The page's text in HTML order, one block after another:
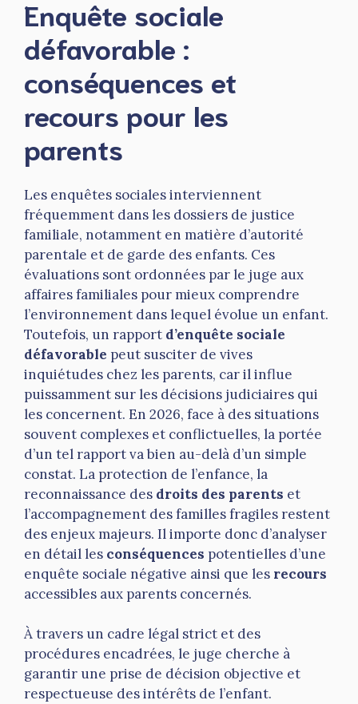
Enquête sociale
défavorable :
conséquences et
recours pour les
parents
Les enquêtes sociales interviennent
fréquemment dans les dossiers de justice
familiale, notamment en matière d’autorité
parentale et de garde des enfants. Ces
évaluations sont ordonnées par le juge aux
affaires familiales pour mieux comprendre
l’environnement dans lequel évolue un enfant.
Toutefois, un rapport d’enquête sociale
défavorable peut susciter de vives
inquiétudes chez les parents, car il influe
puissamment sur les décisions judiciaires qui
les concernent. En 2026, face à des situations
souvent complexes et conflictuelles, la portée
d’un tel rapport va bien au-delà d’un simple
constat. La protection de l’enfance, la
reconnaissance des droits des parents et
l’accompagnement des familles fragiles restent
des enjeux majeurs. Il importe donc d’analyser
en détail les conséquences potentielles d’une
enquête sociale négative ainsi que les recours
accessibles aux parents concernés.
À travers un cadre légal strict et des
procédures encadrées, le juge cherche à
garantir une prise de décision objective et
respectueuse des intérêts de l’enfant.